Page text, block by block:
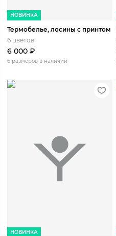
НОВИНКА
Термобелье, лосины с принтом
6 цветов
6 000 ₽
6 размеров в наличии
НОВИНКА